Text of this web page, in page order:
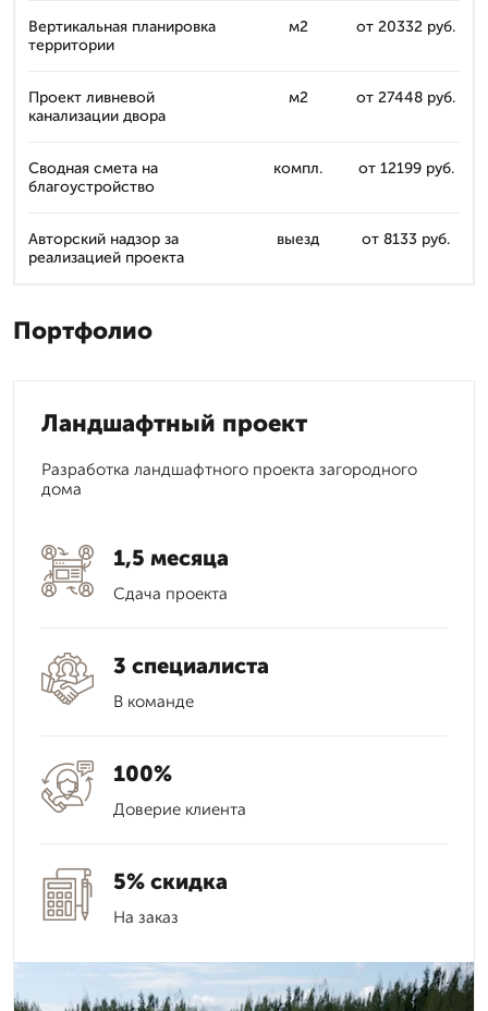
Вертикальная планировка
территории
м2 от 20332 руб.
Проект ливневой
канализации двора
м2 от 27448 руб.
Сводная смета на
благоустройство
компл. от 12199 руб.
Авторский надзор за
реализацией проекта
выезд от 8133 руб.
Портфолио
Ландшафтный проект
Разработка ландшафтного проекта загородного
дома
1,5 месяца
Сдача проекта
3 специалиста
В команде
100%
Доверие клиента
5% скидка
На заказ